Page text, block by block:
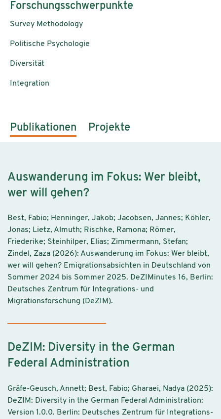
Forschungsschwerpunkte
Survey Methodology
Politische Psychologie
Diversität
Integration
Publikationen Projekte
Auswanderung im Fokus: Wer bleibt,
wer will gehen?
Best, Fabio; Henninger, Jakob; Jacobsen, Jannes; Köhler,
Jonas; Lietz, Almuth; Rischke, Ramona; Römer,
Friederike; Steinhilper, Elias; Zimmermann, Stefan;
Zindel, Zaza (2026): Auswanderung im Fokus: Wer bleibt,
wer will gehen? Emigrationsabsichten in Deutschland von
Sommer 2024 bis Sommer 2025. DeZIMinutes 16, Berlin:
Deutsches Zentrum für Integrations- und
Migrationsforschung (DeZIM).
DeZIM: Diversity in the German
Federal Administration
Gräfe-Geusch, Annett; Best, Fabio; Gharaei, Nadya (2025):
DeZIM: Diversity in the German Federal Administration:
Version 1.0.0. Berlin: Deutsches Zentrum für Integrations-